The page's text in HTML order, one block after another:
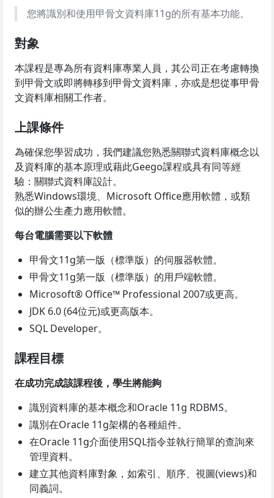
您將識別和使用甲骨文資料庫11g的所有基本功能。
對象
本課程是專為所有資料庫專業人員，其公司正在考慮轉換
到甲骨文或即將轉移到甲骨文資料庫，亦或是想從事甲骨
文資料庫相關工作者。
上課條件
為確保您學習成功，我們建議您熟悉關聯式資料庫概念以
及資料庫的基本原理或藉此Geego課程或具有同等經
驗：關聯式資料庫設計。
熟悉Windows環境、Microsoft Office應用軟體，或類
似的辦公生產力應用軟體。
每台電腦需要以下軟體
甲骨文11g第一版（標準版）的伺服器軟體。
甲骨文11g第一版（標準版）的用戶端軟體。
Microsoft® Office™ Professional 2007或更高。
JDK 6.0 (64位元)或更高版本。
SQL Developer。
課程目標
在成功完成該課程後，學生將能夠
識別資料庫的基本概念和Oracle 11g RDBMS。
識別在Oracle 11g架構的各種組件。
在Oracle 11g介面使用SQL指令並執行簡單的查詢來
管理資料。
建立其他資料庫對象，如索引、順序、視圖(views)和
同義詞。